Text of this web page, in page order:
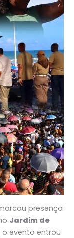
presença
Jardim de
o evento entrou